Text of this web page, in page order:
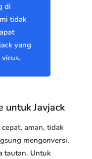
di
tidak
yang
virus.
untuk Javjack
aman, tidak
mengonversi,
tautan. Untuk